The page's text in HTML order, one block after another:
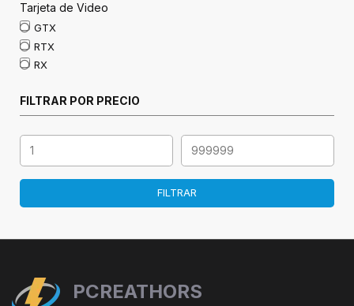
Tarjeta de Video
GTX
RTX
RX
FILTRAR POR PRECIO
FILTRAR
PCREATHORS